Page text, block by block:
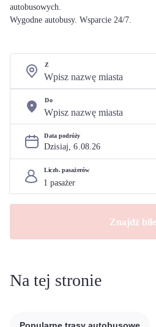
autobusowych.
Wygodne autobusy. Wsparcie 24/7.
Z
Do
Data podróży
Dzisiaj, 6.08.26
Liczb. pasażerów
Znajdź
Na tej stronie